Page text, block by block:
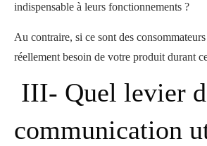
indispensable à leurs fonctionnements ?
Au contraire, si ce sont des
réellement besoin de votre produit durant
III- Quel levier
communication